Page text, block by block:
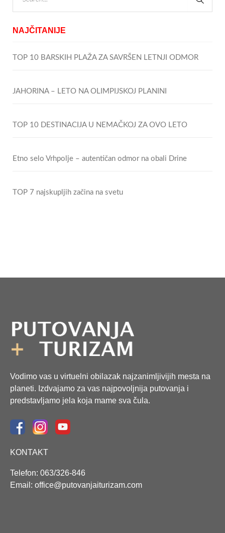
NAJČITANIJE
TOP 10 BARSKIH PLAŽA ZA SAVRŠEN LETNJI ODMOR
JAHORINA – LETO NA OLIMPIJSKOJ PLANINI
TOP 10 DESTINACIJA U NEMAČKOJ ZA OVO LETO
Etno selo Vrhpolje – autentičan odmor na obali Drine
TOP 7 najskupljih začina na svetu
Vodimo vas u virtuelni obilazak najzanimljivijih mesta na
planeti. Izdvajamo za vas najpovoljnija putovanja i
predstavljamo jela koja mame sva čula.
KONTAKT
Telefon: 063/326-846
Email: office@putovanjaiturizam.com